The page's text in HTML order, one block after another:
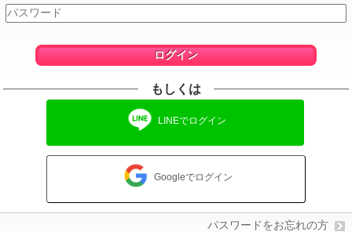
ログイン
もしくは
LINEでログイン
Googleでログイン
パスワードをお忘れの方